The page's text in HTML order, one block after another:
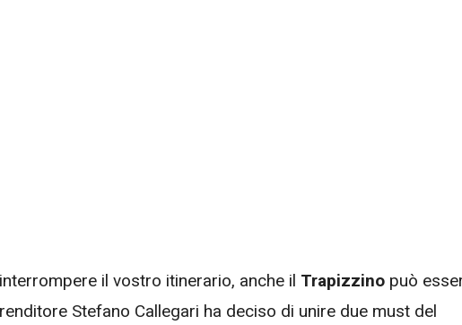
il vostro itinerario, anche il Trapizzino può
Stefano Callegari ha deciso di unire due must del